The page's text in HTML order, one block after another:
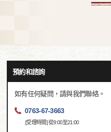
預約和諮詢
如有任何疑問，請與我們聯絡。
0763-67-3663
[受理時間] 從9:00至21:00